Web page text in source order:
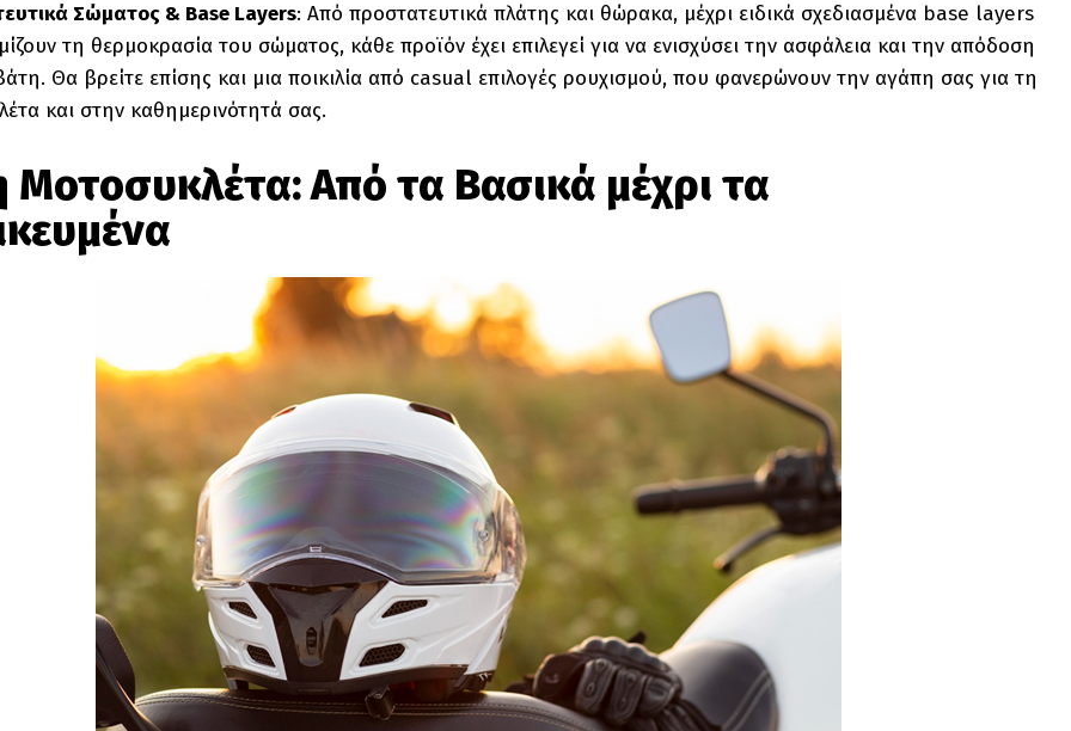
Σώματος & Base Layers: Από προστατευτικά πλάτης και θώρακα, μέχρι ειδικά σχεδιασμένα base layers
τη θερμοκρασία του σώματος, κάθε προϊόν έχει επιλεγεί για να ενισχύσει την ασφάλεια και την απόδοση
Θα βρείτε επίσης και μια ποικιλία από casual επιλογές ρουχισμού, που φανερώνουν την αγάπη σας για τη
και στην καθημερινότητά σας.
Μοτοσυκλέτα: Από τα Βασικά μέχρι τα